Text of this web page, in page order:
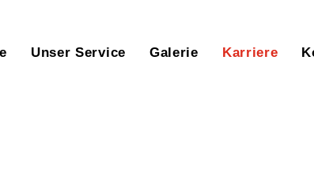
Unser Service Galerie Karriere